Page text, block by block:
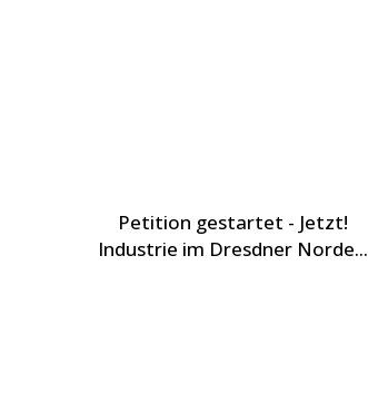
Petition gestartet - Jetzt!
Industrie im Dresdner Norde...